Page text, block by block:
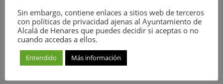
Refuerza el vinculo entre el bebé y sus cuidadores.
Promueve la seguridad y confianza del bebé.
Estimula los sentidos.
Sin embargo, contiene enlaces a sitios web de terceros
con políticas de privacidad ajenas al Ayuntamiento de
Alcalá de Henares que puedes decidir si aceptas o no
cuando accedas a ellos.
Entendido Más información